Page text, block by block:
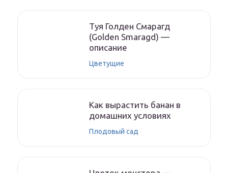
Туя Голден Смарагд
(Golden Smaragd) —
описание
Цветущие
Как вырастить банан в
домашних условиях
Плодовый сад